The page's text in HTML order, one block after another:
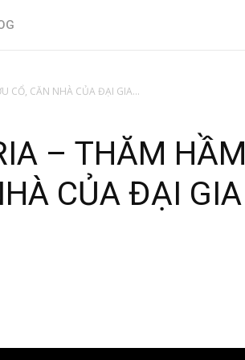
CỔ, CĂN NHÀ CỦA ĐẠI GIA...
– THĂM HẦM
CỦA ĐẠI GIA